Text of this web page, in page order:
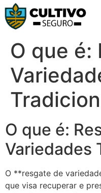
O que é:
O que é:
Variedades
O **resgate de
que visa recuperar e